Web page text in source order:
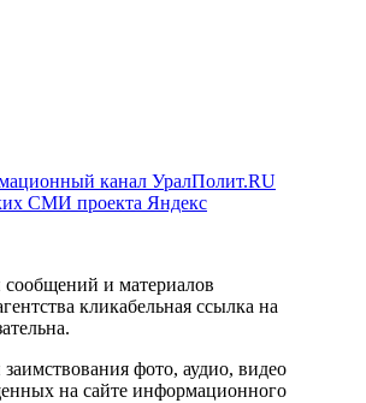
канал УралПолит.RU
СМИ проекта Яндекс
и материалов
кликабельная ссылка на
фото, аудио, видео
на сайте информационного